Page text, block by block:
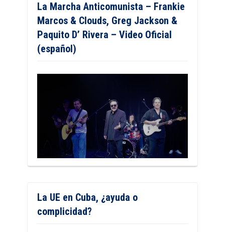
La Marcha Anticomunista – Frankie
Marcos & Clouds, Greg Jackson &
Paquito D’ Rivera – Video Oficial
(español)
La UE en Cuba, ¿ayuda o
complicidad?